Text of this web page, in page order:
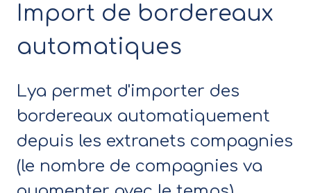
Import de bordereaux
automatiques
Lya permet d'importer des
bordereaux automatiquement
depuis les extranets compagnies
(le nombre de compagnies va